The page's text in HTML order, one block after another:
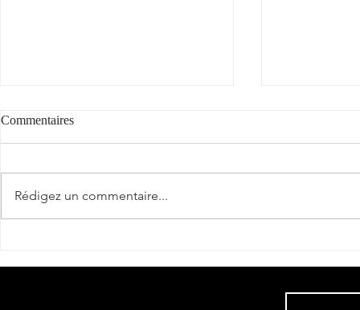
"Cantèra"
Commentaires
Rédigez un commentaire...